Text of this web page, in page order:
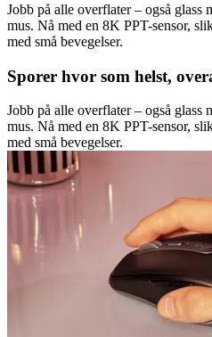
Jobb på alle overflater – også
mus. Nå med en 8K PPT-sensor,
med små bevegelser.
Sporer hvor som helst,
Jobb på alle overflater – også
mus. Nå med en 8K PPT-sensor,
med små bevegelser.